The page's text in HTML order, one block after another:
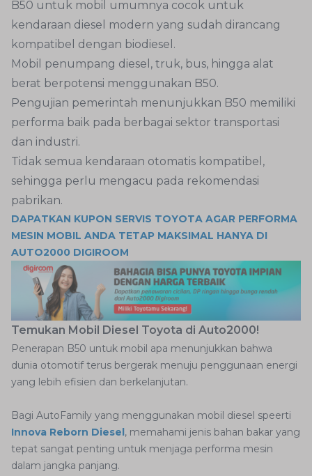
B50 untuk mobil umumnya cocok untuk
kendaraan diesel modern yang sudah dirancang
kompatibel dengan biodiesel.
Mobil penumpang diesel, truk, bus, hingga alat
berat berpotensi menggunakan B50.
Pengujian pemerintah menunjukkan B50 memiliki
performa baik pada berbagai sektor transportasi
dan industri.
Tidak semua kendaraan otomatis kompatibel,
sehingga perlu mengacu pada rekomendasi
pabrikan.
DAPATKAN KUPON SERVIS TOYOTA AGAR PERFORMA
MESIN MOBIL ANDA TETAP MAKSIMAL HANYA DI
AUTO2000 DIGIROOM
Temukan Mobil Diesel Toyota di Auto2000!
Penerapan B50 untuk mobil apa menunjukkan bahwa
dunia otomotif terus bergerak menuju penggunaan energi
yang lebih efisien dan berkelanjutan.
Bagi AutoFamily yang menggunakan mobil diesel speerti
Innova Reborn Diesel , memahami jenis bahan bakar yang
tepat sangat penting untuk menjaga performa mesin
dalam jangka panjang.